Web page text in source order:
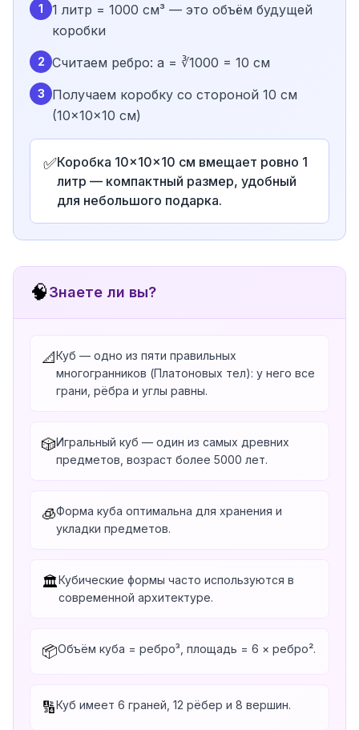
1
1 литр = 1000 см³ — это объём будущей
коробки
2 Считаем ребро: a = ∛1000 = 10 см
3
Получаем коробку со стороной 10 см
(10×10×10 см)
✅Коробка 10×10×10 см вмещает ровно 1
литр — компактный размер, удобный
для небольшого подарка.
🧠Знаете ли вы?
📐Куб — одно из пяти правильных
многогранников (Платоновых тел): у него все
грани, рёбра и углы равны.
🎲Игральный куб — один из самых древних
предметов, возраст более 5000 лет.
🧊Форма куба оптимальна для хранения и
укладки предметов.
🏛️Кубические формы часто используются в
современной архитектуре.
📦Объём куба = ребро³, площадь = 6 × ребро².
🔢Куб имеет 6 граней, 12 рёбер и 8 вершин.